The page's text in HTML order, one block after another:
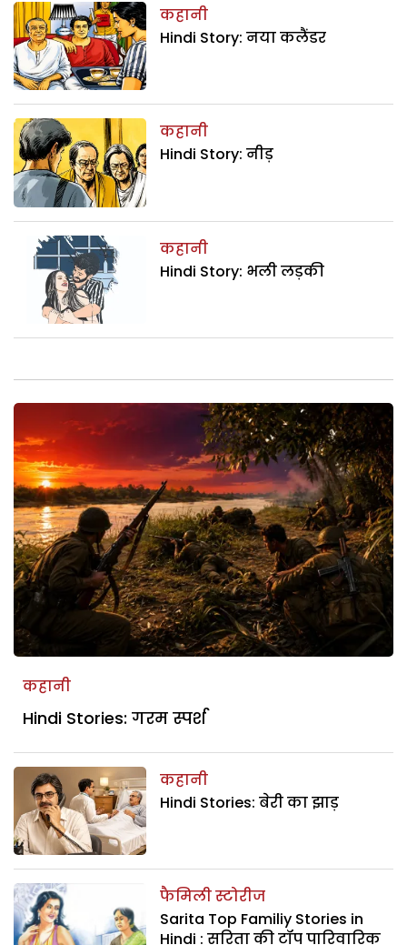
कहानी
Hindi Story: नया कलैंडर
कहानी
Hindi Story: नीड़
कहानी
Hindi Story: भली लड़की
कहानी
Hindi Stories: गरम स्पर्श
कहानी
Hindi Stories: बेरी का झाड़
फैमिली स्टोरीज
Sarita Top Familiy Stories in
Hindi : सरिता की टॉप पारिवारिक